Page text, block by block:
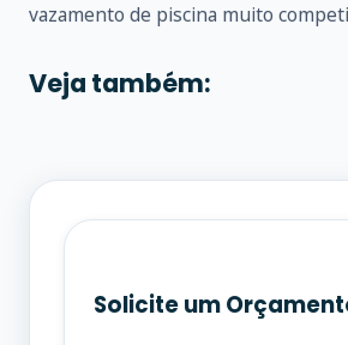
vazamento de piscina muito
Veja também:
Solicite um